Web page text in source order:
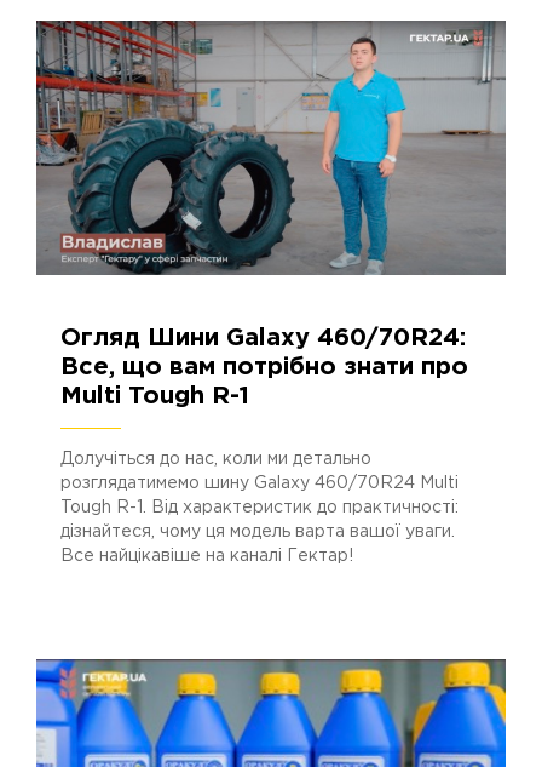
2976 18.08.2023
Огляд Шини Galaxy 460/70R24:
Все, що вам потрібно знати про
Multi Tough R-1
Долучіться до нас, коли ми детально
розглядатимемо шину Galaxy 460/70R24 Multi
Tough R-1. Від характеристик до практичності:
дізнайтеся, чому ця модель варта вашої уваги.
Все найцікавіше на каналі Гектар!